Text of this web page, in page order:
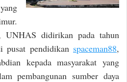
UNHAS didirikan pada tahun
pusat pendidikan spaceman88,
kepada masyarakat yang
pembangunan sumber daya